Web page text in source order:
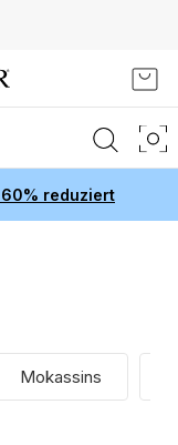
60% reduziert
Mokassins